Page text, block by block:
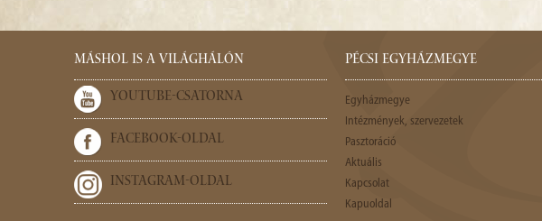
MÁSHOL IS A VILÁGHÁLÓN
YOUTUBE-CSATORNA
FACEBOOK-OLDAL
INSTAGRAM-OLDAL
PÉCSI EGYHÁZMEGYE
Egyházmegye
Intézmények, szervezetek
Pasztoráció
Aktuális
Kapcsolat
Kapuoldal